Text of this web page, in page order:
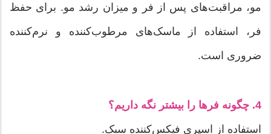
مو، مراقبت‌های پس از فر و میزان رشد مو. برای حفظ
فر، استفاده از ماسک‌های مرطوب‌کننده و نرم‌کننده
ضروری است.
4. چگونه فرها را بیشتر نگه داریم؟
استفاده از اسپری فیکس‌کننده سبک.